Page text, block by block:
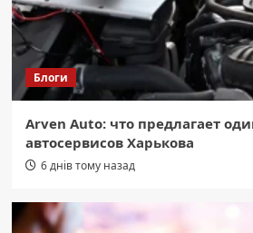
Блоги
Arven Auto: что предлагает
автосервисов Харькова
6 днів тому назад